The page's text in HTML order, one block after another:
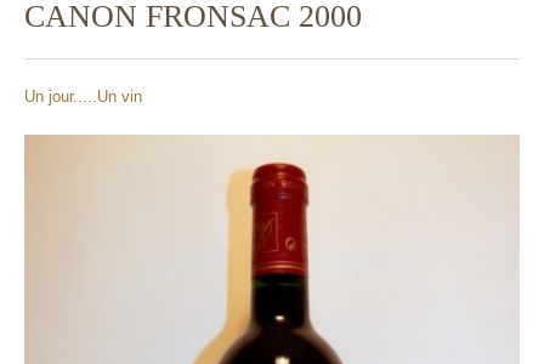
CANON FRONSAC 2000
Un jour.....Un vin